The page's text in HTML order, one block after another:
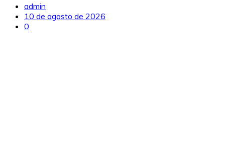
admin
10 de agosto de 2026
0